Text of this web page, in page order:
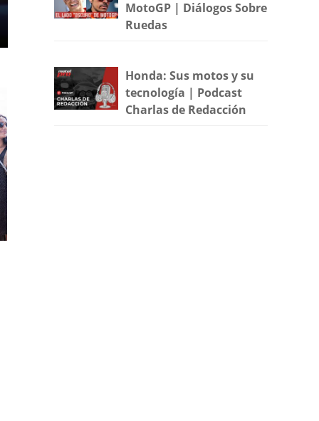
MotoGP | Diálogos Sobre
Ruedas
Honda: Sus motos y su
tecnología | Podcast
Charlas de Redacción